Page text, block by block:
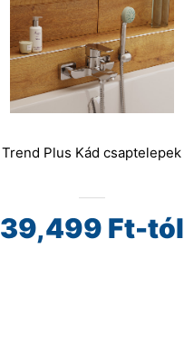
Trend Plus Kád csaptelepek
39,499 Ft-tól